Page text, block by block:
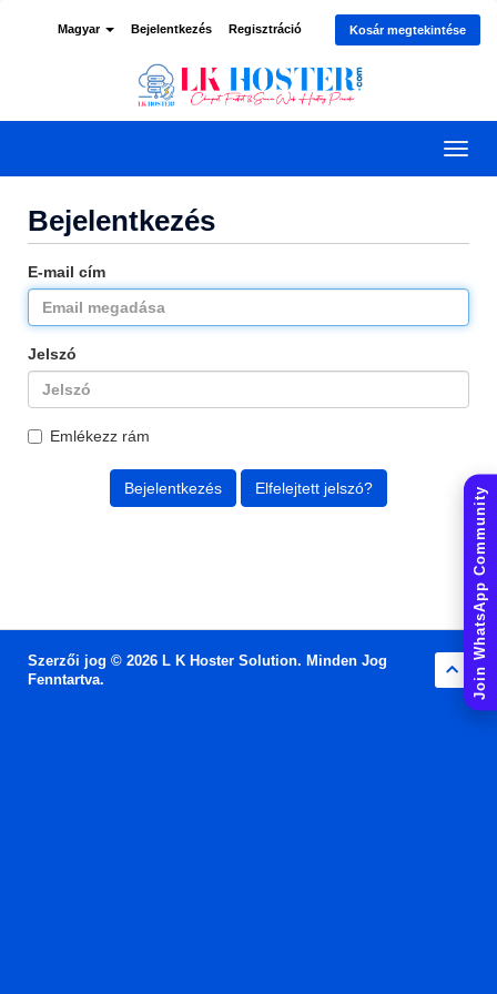
Magyar Bejelentkezés Regisztráció Kosár megtekintése
a
Bejelentkezés
E-mail cím
Jelszó
Emlékezz rám
Elfelejtett jelszó?
Szerzői jog © 2026 L K Hoster Solution. Minden Jog
Fenntartva.
Join WhatsApp Community